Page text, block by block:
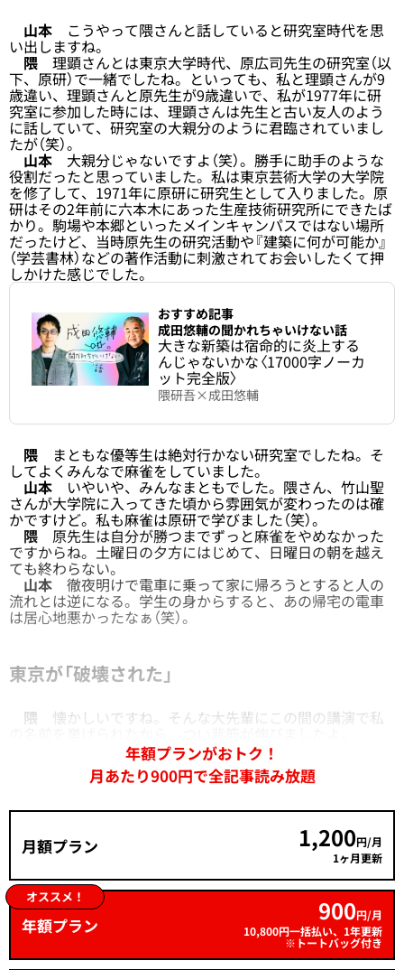
山本 こうやって隈さんと話していると研究室時代を思
い出しますね。
隈 理顕さんとは東京大学時代、原広司先生の研究室（以
下、原研）で一緒でしたね。といっても、私と理顕さんが9
歳違い、理顕さんと原先生が9歳違いで、私が1977年に研
究室に参加した時には、理顕さんは先生と古い友人のよう
に話していて、研究室の大親分のように君臨されていまし
たが（笑）。
山本 大親分じゃないですよ（笑）。勝手に助手のような
役割だったと思っていました。私は東京芸術大学の大学院
を修了して、1971年に原研に研究生として入りました。原
研はその2年前に六本木にあった生産技術研究所にできたば
かり。駒場や本郷といったメインキャンパスではない場所
だったけど、当時原先生の研究活動や『建築に何が可能か』
（学芸書林）などの著作活動に刺激されてお会いしたくて押
しかけた感じでした。
おすすめ記事
成田悠輔の聞かれちゃいけない話
大きな新築は宿命的に炎上する
んじゃないかな〈17000字ノーカ
ット完全版〉
隈研吾×成田悠輔
隈 まともな優等生は絶対行かない研究室でしたね。そ
してよくみんなで麻雀をしていました。
山本 いやいや、みんなまともでした。隈さん、竹山聖
さんが大学院に入ってきた頃から雰囲気が変わったのは確
かですけど。私も麻雀は原研で学びました（笑）。
隈 原先生は自分が勝つまでずっと麻雀をやめなかった
ですからね。土曜日の夕方にはじめて、日曜日の朝を越え
ても終わらない。
山本 徹夜明けで電車に乗って家に帰ろうとすると人の
流れとは逆になる。学生の身からすると、あの帰宅の電車
は居心地悪かったなぁ（笑）。
東京が「破壊された」
隈 懐かしいですね。そんな大先輩にこの間の講演で私
年額プランがおトク！
月あたり900円で全記事読み放題
月額プラン 1,200円/月
1ヶ月更新
オススメ！
年額プラン 900円/月
10,800円一括払い、1年更新
※トートバッグ付き